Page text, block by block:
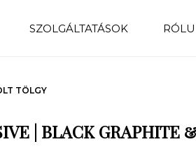
SZOLGÁLTATÁSOK
TÖLGY
| BLACK GRAPHITE